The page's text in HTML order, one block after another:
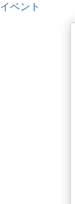
イベント